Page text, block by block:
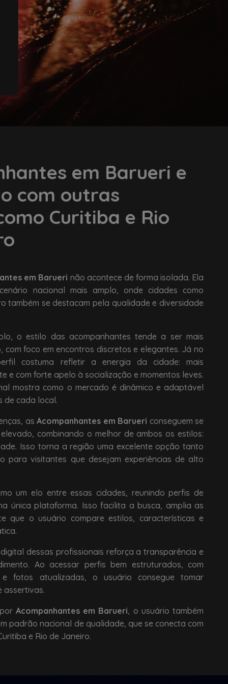
em Barueri e
com outras
Curitiba e Rio
em Barueri não acontece de forma isolada. Ela
nacional mais amplo, onde cidades como
também se destacam pela qualidade e diversidade
o estilo das acompanhantes tende a ser mais
foco em encontros discretos e elegantes. Já no
costuma refletir a energia da cidade: mais
e com forte apelo à socialização e momentos leves.
mostra como o mercado é dinâmico e adaptável
de cada local.
asAcompanhantes em Barueri conseguem se
combinando o melhor de ambos os estilos:
Isso torna a região uma excelente opção tanto
para visitantes que desejam experiências de alto
um elo entre essas cidades, reunindo perfis de
única plataforma. Isso facilita a busca, amplia as
que o usuário compare estilos, características e
dessas profissionais reforça a transparência e
Ao acessar perfis bem estruturados, com
e fotos atualizadas, o usuário consegue tomar
assertivas.
Acompanhantes em Barueri , o usuário também
padrão nacional de qualidade, que se conecta com
e Rio de Janeiro.